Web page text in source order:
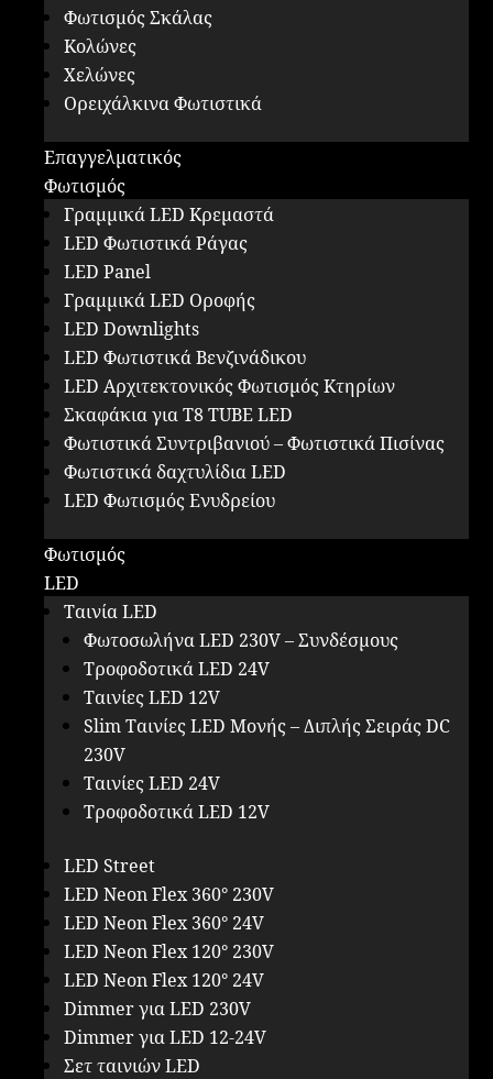
Φωτισμός Σκάλας
Κολώνες
Χελώνες
Ορειχάλκινα Φωτιστικά
Επαγγελματικός
Φωτισμός
Γραμμικά LED Κρεμαστά
LED Φωτιστικά Ράγας
LED Panel
Γραμμικά LED Οροφής
LED Downlights
LED Φωτιστικά Βενζινάδικου
LED Αρχιτεκτονικός Φωτισμός Κτηρίων
Σκαφάκια για Τ8 ΤUBE LED
Φωτιστικά Συντριβανιού – Φωτιστικά Πισίνας
Φωτιστικά δαχτυλίδια LED
LED Φωτισμός Ενυδρείου
Φωτισμός
LED
Ταινία LED
Φωτοσωλήνα LED 230V – Συνδέσμους
Τροφοδοτικά LED 24V
Ταινίες LED 12V
Slim Ταινίες LED Μονής – Διπλής Σειράς DC
230V
Ταινίες LED 24V
Τροφοδοτικά LED 12V
LED Street
LED Neon Flex 360° 230V
LED Neon Flex 360° 24V
LED Neon Flex 120° 230V
LED Neon Flex 120° 24V
Dimmer για LED 230V
Dimmer για LED 12-24V
Σετ ταινιών LED